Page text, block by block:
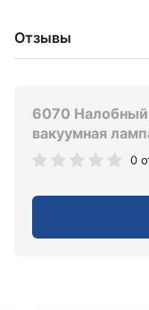
Отзывы
6070 Налобный
вакуумная
0